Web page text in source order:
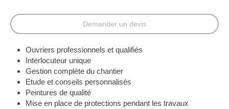
Demander un devis
Ouvriers professionnels et qualifiés
Interlocuteur unique
Gestion complète du chantier
Etude et conseils personnalisés
Peintures de qualité
Mise en place de protections pendant les travaux